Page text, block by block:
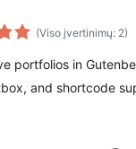
(Viso įvertinimų: 2)
portfolios in
and shortcode